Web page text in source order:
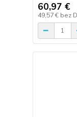
60,97 €
49,57 € bez